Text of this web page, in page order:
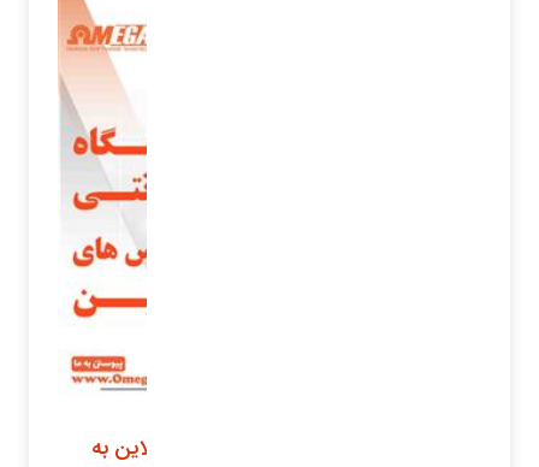
فروشگاه اینترنتی و سرویس های آنلاین به